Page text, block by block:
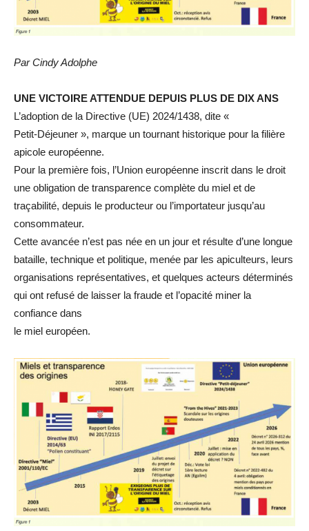
Par Cindy Adolphe
UNE VICTOIRE ATTENDUE DEPUIS PLUS DE DIX ANS
L’adoption de la Directive (UE) 2024/1438, dite «
Petit‑Déjeuner », marque un tournant historique pour la filière
apicole européenne.
Pour la première fois, l’Union européenne inscrit dans le droit
une obligation de transparence complète du miel et de
traçabilité, depuis le producteur ou l’importateur jusqu’au
consommateur.
Cette avancée n’est pas née en un jour et résulte d’une longue
bataille, technique et politique, menée par les apiculteurs, leurs
organisations représentatives, et quelques acteurs déterminés
qui ont refusé de laisser la fraude et l’opacité miner la
confiance dans
le miel européen.